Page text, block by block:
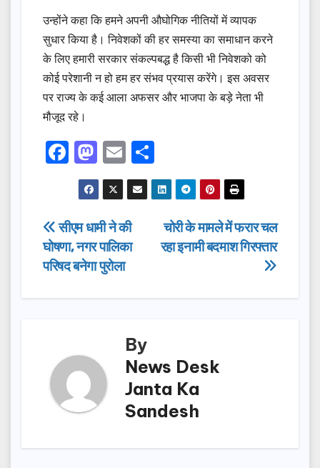
उन्होंने कहा कि हमने अपनी औघोगिक नीतियों में व्यापक
सुधार किया है। निवेशकों की हर समस्या का समाधान करने
के लिए हमारी सरकार संकल्पबद्ध है किसी भी निवेशको को
कोई परेशानी न हो हम हर संभव प्रयास करेंगे। इस अवसर
पर राज्य के कई आला अफसर और भाजपा के बड़े नेता भी
मौजूद रहे।
F
a
c
e
b
o
M
a
st
o
d
o
E
m
ail
h
ar
e
Post
navigation
चोरी के मामले में फरार चल
रहा इनामी बदमाश गिरफ्तार
सीएम धामी ने की
घोषणा, नगर पालिका
परिषद बनेगा पुरोला
By
News Desk
Janta Ka
Sandesh